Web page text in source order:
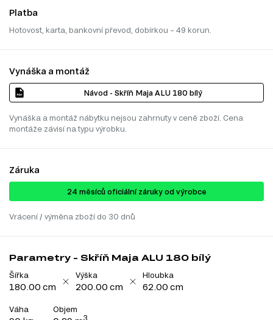
Platba
Hotovost, karta, bankovní převod, dobírkou – 49 korun.
Vynáška a montáž
Návod - Skříň Maja ALU 180 bílý
Vynáška a montáž nábytku nejsou zahrnuty v ceně zboží. Cena
montáže závisí na typu výrobku.
Záruka
24 ​​​​měsíců oficiální záruky od výrobce
Vrácení / výměna zboží do 30 dnů
Parametry - Skříň Maja ALU 180 bílý
Šířka
180.00 cm
Výška
200.00 cm
Hloubka
62.00 cm
Váha Objem
3